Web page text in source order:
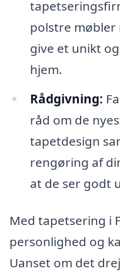
polstre møbler
give et unikt
hjem.
Rådgivning:
råd om de
tapetdesign
rengøring af
at de ser godt
Med tapetsering i
personlighed og
Uanset om det